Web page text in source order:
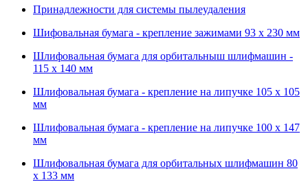
Принадлежности для системы пылеудаления
Шифовальная бумага - крепление зажимами 93 х 230 мм
Шлифовальная бумага для орбитальныш шлифмашин -
115 х 140 мм
Шлифовальная бумага - крепление на липучке 105 х 105
мм
Шлифовальная бумага - крепление на липучке 100 х 147
мм
Шлифовальная бумага для орбитальных шлифмашин 80
х 133 мм